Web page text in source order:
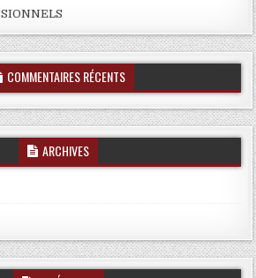
COMMENTAIRES RÉCENTS
ARCHIVES